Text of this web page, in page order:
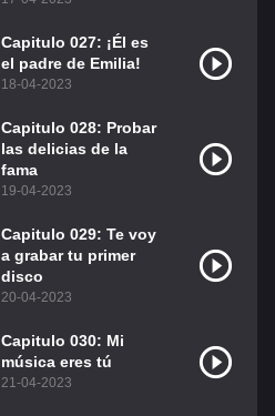
Capitulo 027: ¡Él es
el padre de Emilia!
18-04-2023
Capitulo 028: Probar
las delicias de la
fama
19-04-2023
Capitulo 029: Te voy
a grabar tu primer
disco
20-04-2023
Capitulo 030: Mi
música eres tú
21-04-2023